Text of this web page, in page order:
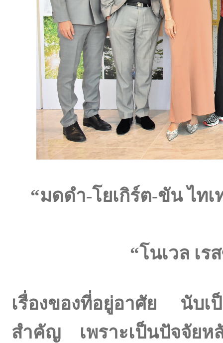
“มดดำ-โยเกิร์ต-ขัน ไท
“โนเวล เร
เรื่องของที่อยู่อาศัย นับเ
สำคัญ เพราะเป็นปัจจัยห